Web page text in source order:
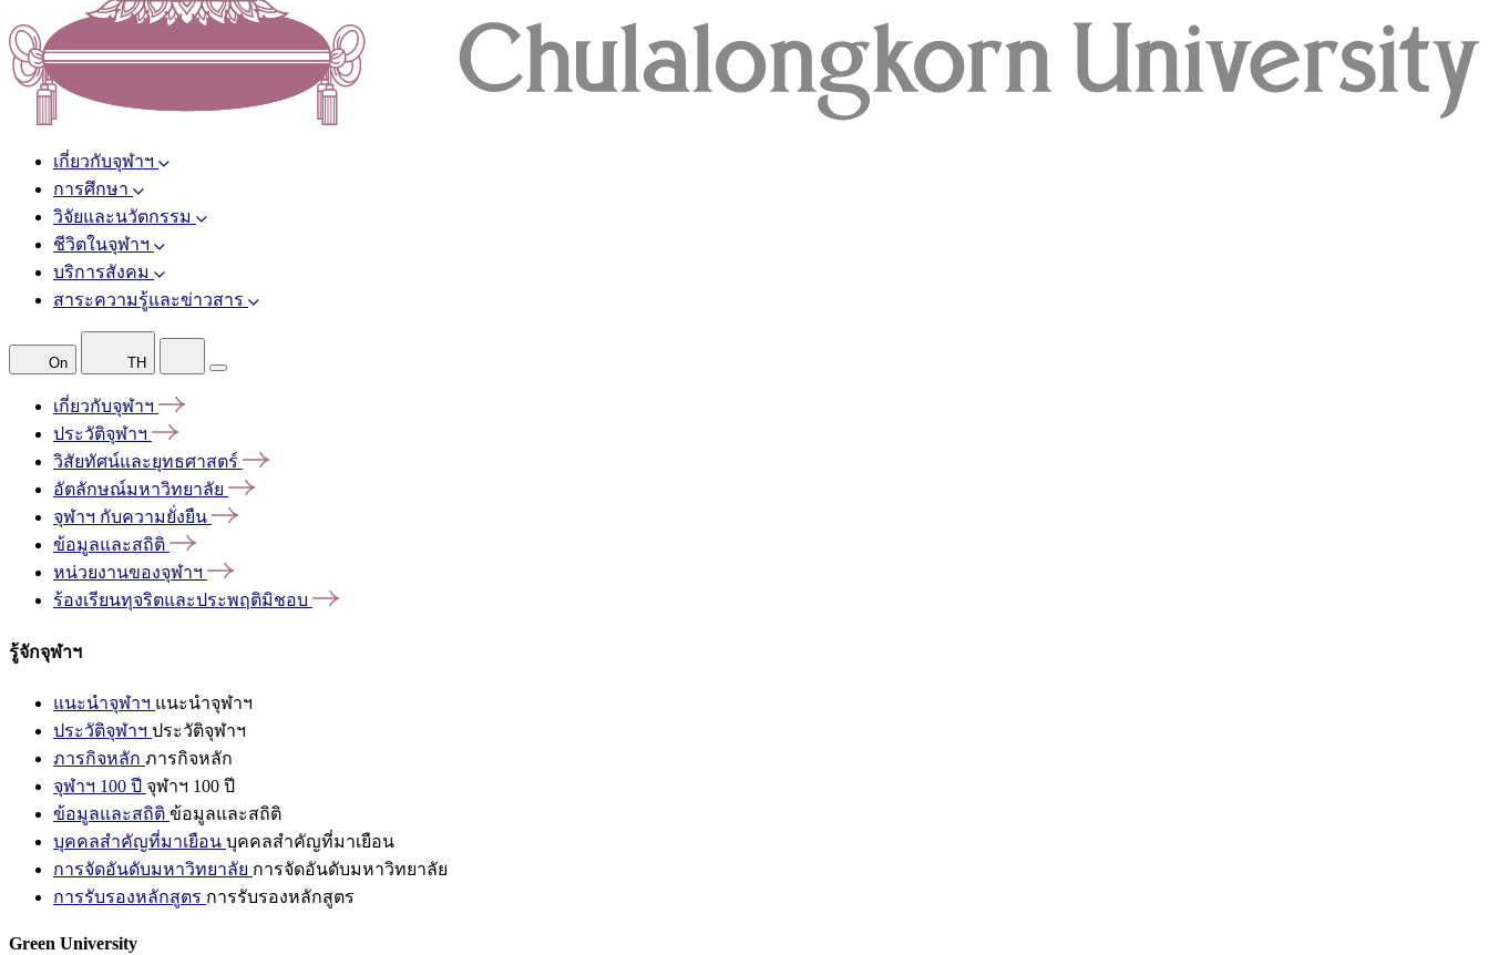
เกี่ยวกับจุฬาฯ
การศึกษา
วิจัยและนวัตกรรม
ชีวิตในจุฬาฯ
บริการสังคม
สาระความรู้และข่าวสาร
On TH
เกี่ยวกับจุฬาฯ
ประวัติจุฬาฯ
วิสัยทัศน์และยุทธศาสตร์
อัตลักษณ์มหาวิทยาลัย
จุฬาฯ กับความยั่งยืน
ข้อมูลและสถิติ
หน่วยงานของจุฬาฯ
ร้องเรียนทุจริตและประพฤติมิชอบ
รู้จักจุฬาฯ
แนะนำจุฬาฯ แนะนำจุฬาฯ
ประวัติจุฬาฯ ประวัติจุฬาฯ
ภารกิจหลัก ภารกิจหลัก
จุฬาฯ 100 ปี จุฬาฯ 100 ปี
ข้อมูลและสถิติ ข้อมูลและสถิติ
บุคคลสำคัญที่มาเยือน บุคคลสำคัญที่มาเยือน
การจัดอันดับมหาวิทยาลัย การจัดอันดับมหาวิทยาลัย
การรับรองหลักสูตร การรับรองหลักสูตร
Green University